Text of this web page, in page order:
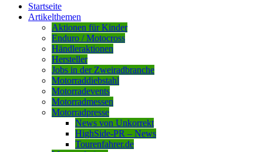
Startseite
Artikelthemen
Aktionen für Kinder
Enduro / Motocross
Händleraktionen
Hersteller
Jobs in der Zweiradbranche
Motorraddiebstahl
Motorradevents
Motorradmessen
Motorradpresse
News von Unkorrekt
HighSide-PR – News
Tourenfahrer.de